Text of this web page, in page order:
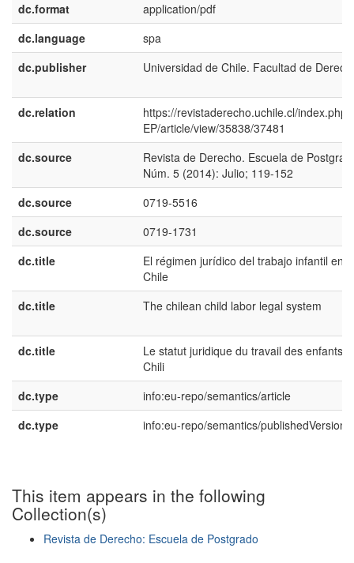
dc.format
application/pdf
dc.language
spa
dc.publisher
Universidad de Chile. Facultad de
dc.relation
https://revistaderecho.uchile.cl/index.php/
EP/article/view/35838/37481
dc.source
Revista de Derecho. Escuela de
Núm. 5 (2014): Julio; 119-152
dc.source
0719-5516
dc.source
0719-1731
dc.title
El régimen jurídico del trabajo infantil en
Chile
dc.title
The chilean child labor legal system
dc.title
Le statut juridique du travail des enfants
Chili
dc.type
info:eu-repo/semantics/article
dc.type
info:eu-repo/semantics/publishedVersion
This item appears in the following
Collection(s)
Revista de Derecho: Escuela de Postgrado